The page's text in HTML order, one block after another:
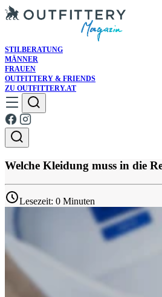
STILBERATUNG
MÄNNER
FRAUEN
OUTFITTERY & FRIENDS
ZU OUTFITTERY.AT
Welche Kleidung muss in die
Lesezeit: 0 Minuten